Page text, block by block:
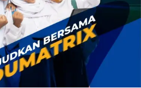
OUR PROGRAM
REGISTRATION